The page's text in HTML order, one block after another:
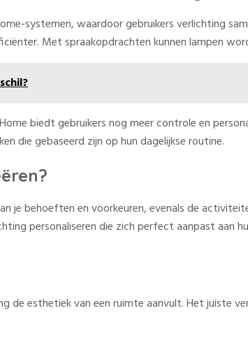
systemen, waardoor gebruikers verlichting
Met spraakopdrachten kunnen lampen
biedt gebruikers nog meer controle en
die gebaseerd zijn op hun dagelijkse routine.
je behoeften en voorkeuren, evenals de
personaliseren die zich perfect aanpast aan
de esthetiek van een ruimte aanvult. Het juiste